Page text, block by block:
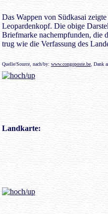
Das Wappen von Südkasai zeigte
Leopardenkopf. Die obige
Briefmarke nachempfunden, die
trug wie die Verfassung des
Quelle/Source, nach/by: www.congoposte.be , Dank
Landkarte: